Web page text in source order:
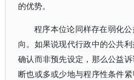
的优势。
程序本位论同样存在弱化
向。如果说现代行政中的公共
确认而非预先设定，那么公益
断也或多或少地与程序性条件